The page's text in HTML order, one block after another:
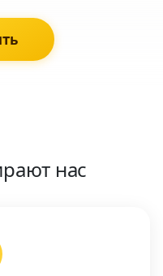
нас